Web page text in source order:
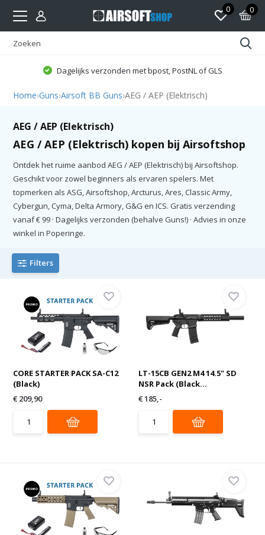
0 0
Dagelijks verzonden met bpost, PostNL of GLS
Home›Guns›Airsoft BB Guns›AEG / AEP (Elektrisch)
AEG / AEP (Elektrisch)
AEG / AEP (Elektrisch) kopen bij Airsoftshop
Ontdek het ruime aanbod AEG / AEP (Elektrisch) bij Airsoftshop.
Geschikt voor zowel beginners als ervaren spelers. Met
topmerken als ASG, Airsoftshop, Arcturus, Ares, Classic Army,
Cybergun, Cyma, Delta Armory, G&G en ICS. Gratis verzending
vanaf € 99 · Dagelijks verzonden (behalve Guns!) · Advies in onze
winkel in Poperinge.
Filters
CORE STARTER PACK SA-C12
(Black)
€ 209,90
LT-15CB GEN2 M4 14.5" SD
NSR Pack (Black...
€ 185,-